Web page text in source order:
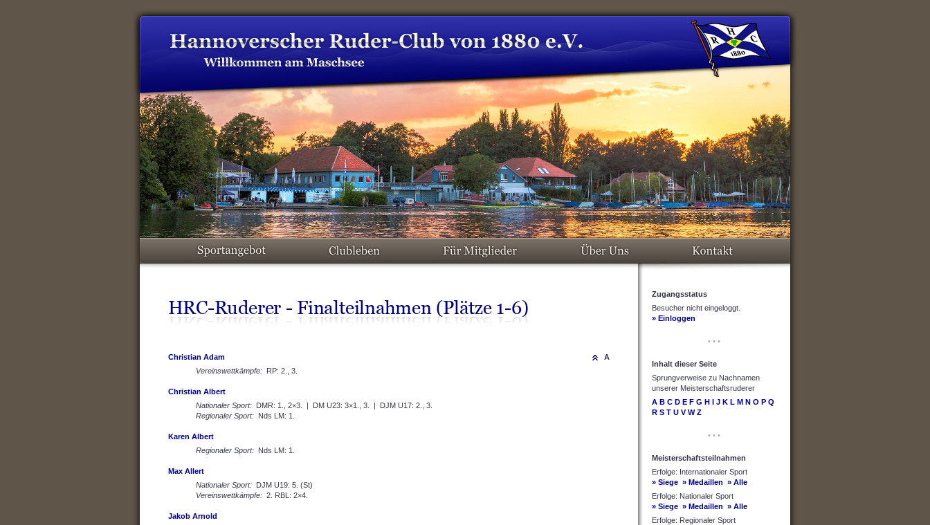
A
Christian Adam
Vereinswettkämpfe: RP: 2., 3.
Christian Albert
Nationaler Sport: DMR: 1., 2×3. | DM U23: 3×1., 3. | DJM U17: 2., 3.
Regionaler Sport: Nds LM: 1.
Karen Albert
Regionaler Sport: Nds LM: 1.
Max Allert
Nationaler Sport: DJM U19: 5. (St)
Vereinswettkämpfe: 2. RBL: 2×4.
Jakob Arnold
Zugangsstatus
Besucher nicht eingeloggt.
» Einloggen
• • •
Inhalt dieser Seite
Sprungverweise zu Nachnamen
unserer Meisterschaftsruderer
A B C D E F G H I J K L M N O P Q
R S T U V W Z
• • •
Meisterschaftsteilnahmen
Erfolge: Internationaler Sport
» Siege » Medaillen » Alle
Erfolge: Nationaler Sport
» Siege » Medaillen » Alle
Erfolge: Regionaler Sport